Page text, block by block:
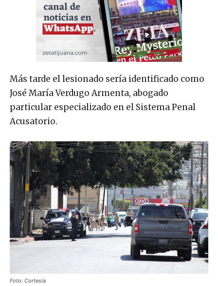
Más tarde el lesionado sería identificado como
José María Verdugo Armenta, abogado
particular especializado en el Sistema Penal
Acusatorio.
Foto: Cortesía